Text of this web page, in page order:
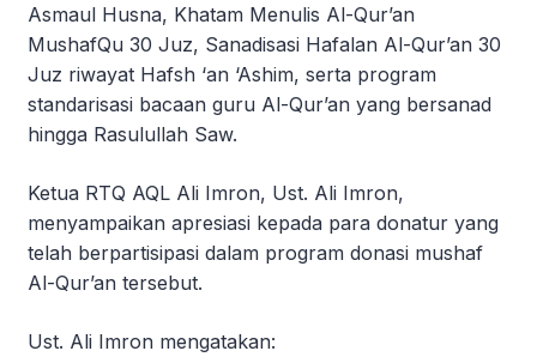
Asmaul Husna, Khatam Menulis Al-Qur’an
MushafQu 30 Juz, Sanadisasi Hafalan Al-Qur’an 30
Juz riwayat Hafsh ‘an ‘Ashim, serta program
standarisasi bacaan guru Al-Qur’an yang bersanad
hingga Rasulullah Saw.
Ketua RTQ AQL Ali Imron, Ust. Ali Imron,
menyampaikan apresiasi kepada para donatur yang
telah berpartisipasi dalam program donasi mushaf
Al-Qur’an tersebut.
Ust. Ali Imron mengatakan: